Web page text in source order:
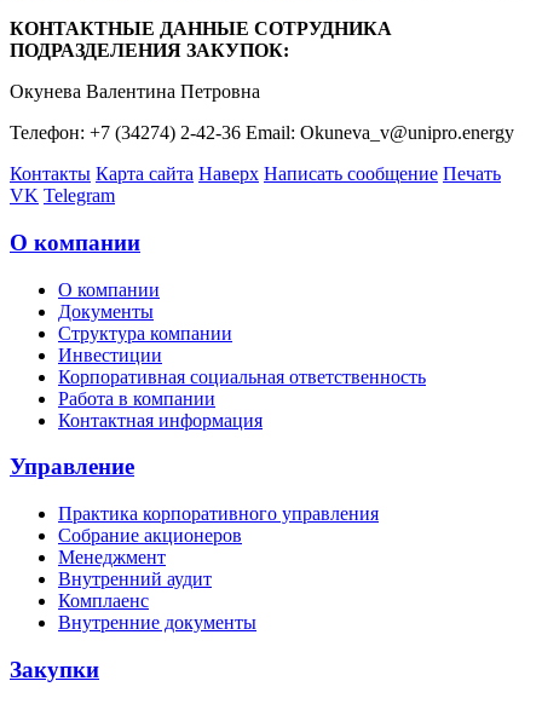
КОНТАКТНЫЕ ДАННЫЕ СОТРУДНИКА
ПОДРАЗДЕЛЕНИЯ ЗАКУПОК:
Окунева Валентина Петровна
Телефон: +7 (34274) 2-42-36 Email: Okuneva_v@unipro.energy
Контакты Карта сайта Наверх Написать сообщение Печать
VK Telegram
О компании
О компании
Документы
Структура компании
Инвестиции
Корпоративная социальная ответственность
Работа в компании
Контактная информация
Управление
Практика корпоративного управления
Собрание акционеров
Менеджмент
Внутренний аудит
Комплаенс
Внутренние документы
Закупки